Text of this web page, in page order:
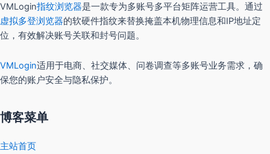
VMLogin指纹浏览器是一款专为多账号多平台矩阵运营工具。通过
虚拟多登浏览器的软硬件指纹来替换掩盖本机物理信息和IP地址定
位，有效解决账号关联和封号问题。
VMLogin适用于电商、社交媒体、问卷调查等多账号业务需求，确
保您的账户安全与隐私保护。
博客菜单
主站首页